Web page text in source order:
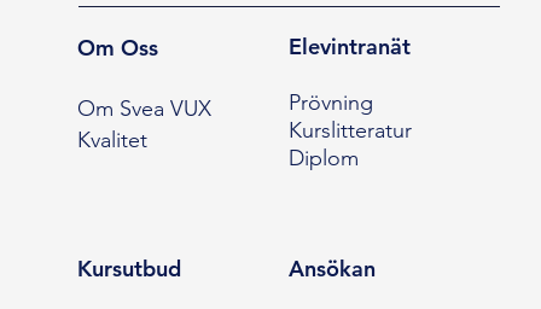
Om Oss
Om Svea VUX
Kvalitet
Elevintranät
Prövning
Kurslitteratur
Diplom
Kursutbud Ansökan